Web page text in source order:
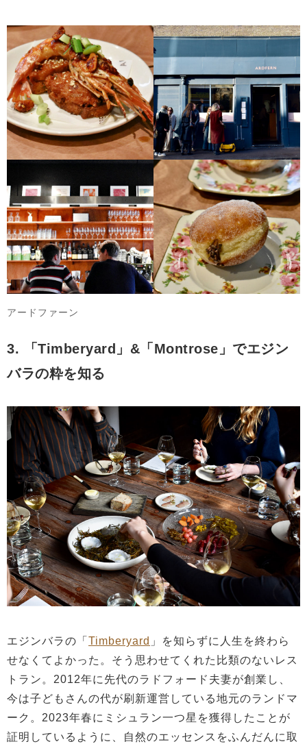
アードファーン
3. 「Timberyard」&「Montrose」でエジン
バラの粋を知る
エジンバラの「 Timberyard 」を知らずに人生を終わら
せなくてよかった。そう思わせてくれた比類のないレス
トラン。2012年に先代のラドフォード夫妻が創業し、
今は子どもさんの代が刷新運営している地元のランドマ
ーク。2023年春にミシュラン一つ星を獲得したことが
証明しているように、自然のエッセンスをふんだんに取